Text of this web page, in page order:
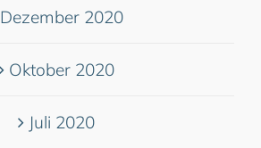
Dezember 2020
Oktober 2020
Juli 2020